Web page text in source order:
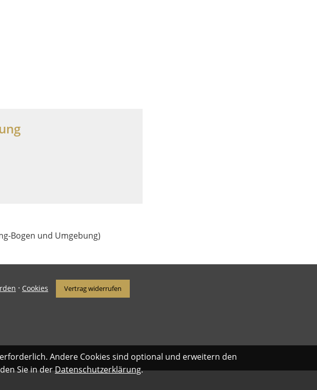
Bogen und Umgebung)
· Cookies Vertrag widerrufen
Andere Cookies sind optional und erweitern den
Sie in derDatenschutzerklärung.